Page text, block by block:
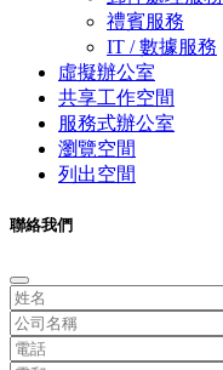
禮賓服務
IT / 數據服務
虛擬辦公室
共享工作空間
服務式辦公室
瀏覽空間
列出空間
聯絡我們